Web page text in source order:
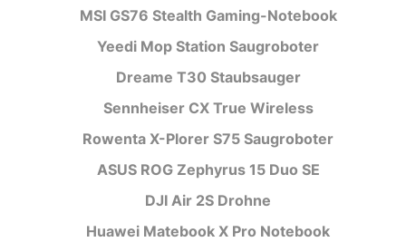
MSI GS76 Stealth Gaming-Notebook
Yeedi Mop Station Saugroboter
Dreame T30 Staubsauger
Sennheiser CX True Wireless
Rowenta X-Plorer S75 Saugroboter
ASUS ROG Zephyrus 15 Duo SE
DJI Air 2S Drohne
Huawei Matebook X Pro Notebook